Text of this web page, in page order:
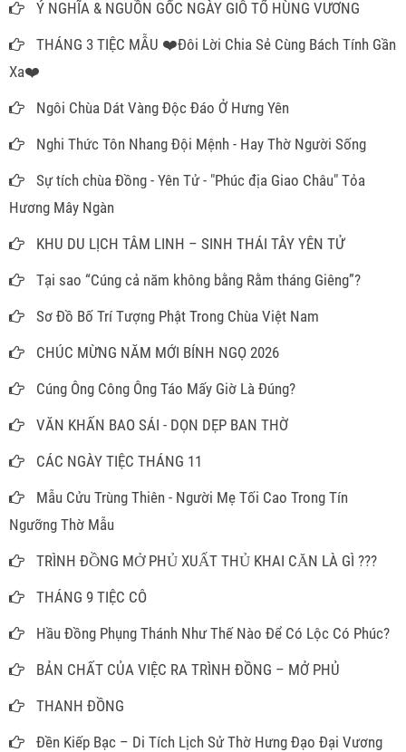
Ý NGHĨA & NGUỒN GỐC NGÀY GIỖ TỔ HÙNG VƯƠNG
THÁNG 3 TIỆC MẪU ❤️Đôi Lời Chia Sẻ Cùng Bách Tính Gần
Xa❤️
Ngôi Chùa Dát Vàng Độc Đáo Ở Hưng Yên
Nghi Thức Tôn Nhang Đội Mệnh - Hay Thờ Người Sống
Sự tích chùa Đồng - Yên Tử - "Phúc địa Giao Châu" Tỏa
Hương Mây Ngàn
KHU DU LỊCH TÂM LINH – SINH THÁI TÂY YÊN TỬ
Tại sao “Cúng cả năm không bằng Rằm tháng Giêng”?
Sơ Đồ Bố Trí Tượng Phật Trong Chùa Việt Nam
CHÚC MỪNG NĂM MỚI BÍNH NGỌ 2026
Cúng Ông Công Ông Táo Mấy Giờ Là Đúng?
VĂN KHẤN BAO SÁI - DỌN DẸP BAN THỜ
CÁC NGÀY TIỆC THÁNG 11
Mẫu Cửu Trùng Thiên - Người Mẹ Tối Cao Trong Tín
Ngưỡng Thờ Mẫu
TRÌNH ĐỒNG MỞ PHỦ XUẤT THỦ KHAI CĂN LÀ GÌ ???
THÁNG 9 TIỆC CÔ
Hầu Đồng Phụng Thánh Như Thế Nào Để Có Lộc Có Phúc?
BẢN CHẤT CỦA VIỆC RA TRÌNH ĐỒNG – MỞ PHỦ
THANH ĐỒNG
Đền Kiếp Bạc – Di Tích Lịch Sử Thờ Hưng Đạo Đại Vương